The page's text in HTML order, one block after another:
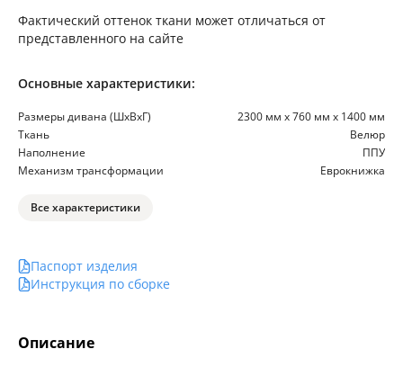
Описание
Фактический оттенок ткани может отличаться от
представленного на сайте
Основные характеристики:
Размеры дивана (ШхВхГ)
2300 мм х 760 мм х 1400 мм
Ткань
Велюр
Наполнение
ППУ
Механизм трансформации
Еврокнижка
Все характеристики
Паспорт изделия
Инструкция по сборке